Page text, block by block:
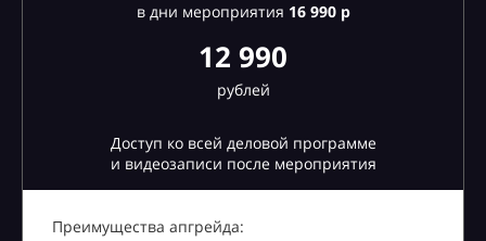
в дни мероприятия 16990 р
12 990
рублей
Доступ ко всей деловой программе
и видеозаписи после мероприятия
Преимущества апгрейда: